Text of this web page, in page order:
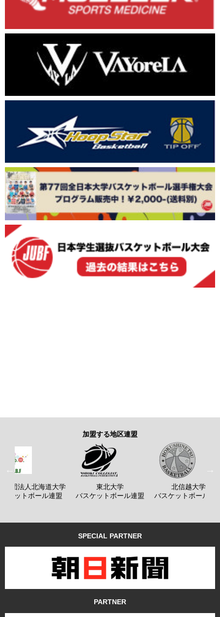
加盟する地区連盟
社団法人北海道大学
ケットボール連盟
東北大学
バスケットボール連盟
北信越大学
バスケットボール連
SPECIAL PARTNER
PARTNER